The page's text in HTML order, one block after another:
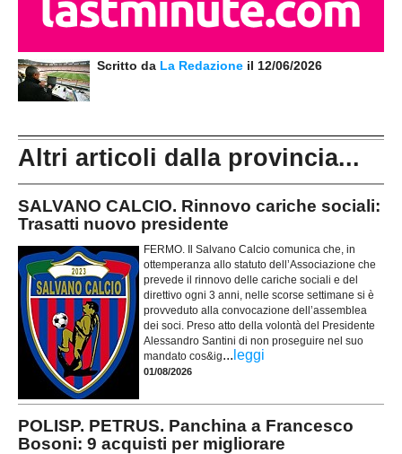
Scritto da La Redazione il 12/06/2026
Altri articoli dalla provincia...
SALVANO CALCIO. Rinnovo cariche sociali:
Trasatti nuovo presidente
FERMO. Il Salvano Calcio comunica che, in
ottemperanza allo statuto dell’Associazione che
prevede il rinnovo delle cariche sociali e del
direttivo ogni 3 anni, nelle scorse settimane si è
provveduto alla convocazione dell’assemblea
dei soci. Preso atto della volontà del Presidente
Alessandro Santini di non proseguire nel suo
mandato cos&ig... leggi
01/08/2026
POLISP. PETRUS. Panchina a Francesco
Bosoni: 9 acquisti per migliorare